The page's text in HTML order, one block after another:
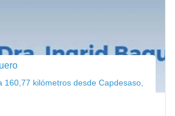
160,77 kilómetros desde Capdesaso,